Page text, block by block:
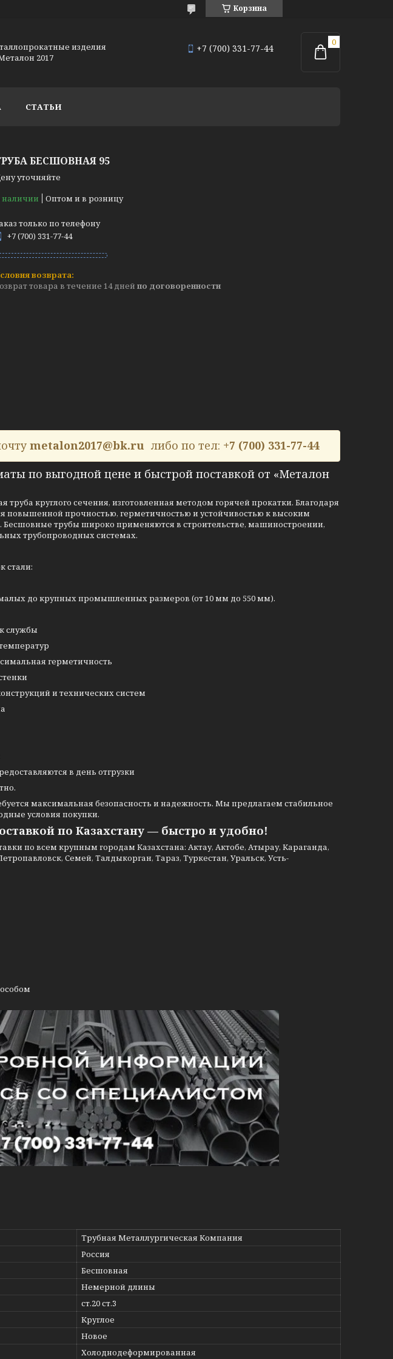
Корзина
изделия
2017
+7 (700) 331-77-44
СТАТЬИ
БЕСШОВНАЯ 95
уточняйте
наличии
Оптом и в розницу
только по телефону
+7 (700) 331-77-44
товара в течение 14 дней по договоренности
metalon2017@bk.ruлибо по тел: +7 (700) 331-77-44
по выгодной цене и быстрой поставкой от «Металон
труба круглого сечения, изготовленная методом горячей прокатки. Благодаря
повышенной прочностью, герметичностью и устойчивостью к высоким
трубы широко применяются в строительстве, машиностроении,
трубопроводных системах.
стали:
до крупных промышленных размеров (от 10 мм до 550 мм).
службы
герметичность
и технических систем
в день отгрузки
максимальная безопасность и надежность. Мы предлагаем стабильное
условия покупки.
по Казахстану — быстро и удобно!
по всем крупным городам Казахстана: Актау, Актобе, Атырау, Караганда,
Семей, Талдыкорган, Тараз, Туркестан, Уральск, Усть-
Трубная Металлургическая Компания
Россия
Бесшовная
Немерной длины
ст.20 ст.3
Круглое
Новое
Холоднодеформированная